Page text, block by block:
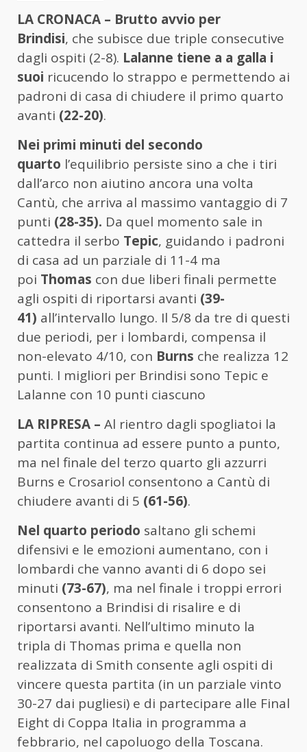
LA CRONACA – Brutto avvio per
Brindisi, che subisce due triple consecutive
dagli ospiti (2-8). Lalanne tiene a a galla i
suoi ricucendo lo strappo e permettendo ai
padroni di casa di chiudere il primo quarto
avanti (22-20).
Nei primi minuti del secondo
quarto l’equilibrio persiste sino a che i tiri
dall’arco non aiutino ancora una volta
Cantù, che arriva al massimo vantaggio di 7
punti (28-35). Da quel momento sale in
cattedra il serbo Tepic, guidando i padroni
di casa ad un parziale di 11-4 ma
poi Thomas con due liberi finali permette
agli ospiti di riportarsi avanti (39-
41) all’intervallo lungo. Il 5/8 da tre di questi
due periodi, per i lombardi, compensa il
non-elevato 4/10, con Burns che realizza 12
punti. I migliori per Brindisi sono Tepic e
Lalanne con 10 punti ciascuno
LA RIPRESA – Al rientro dagli spogliatoi la
partita continua ad essere punto a punto,
ma nel finale del terzo quarto gli azzurri
Burns e Crosariol consentono a Cantù di
chiudere avanti di 5 (61-56).
Nel quarto periodo saltano gli schemi
difensivi e le emozioni aumentano, con i
lombardi che vanno avanti di 6 dopo sei
minuti (73-67), ma nel finale i troppi errori
consentono a Brindisi di risalire e di
riportarsi avanti. Nell’ultimo minuto la
tripla di Thomas prima e quella non
realizzata di Smith consente agli ospiti di
vincere questa partita (in un parziale vinto
30-27 dai pugliesi) e di partecipare alle Final
Eight di Coppa Italia in programma a
febbrario, nel capoluogo della Toscana.